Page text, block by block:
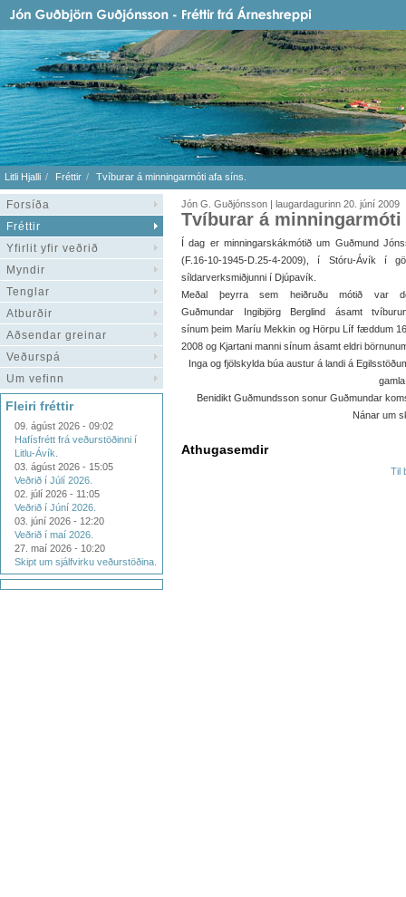
Litli Hjalli Fréttir Tvíburar á minningarmóti afa síns.
Forsíða
Fréttir
Yfirlit yfir veðrið
Myndir
Tenglar
Atburðir
Aðsendar greinar
Veðurspá
Um vefinn
Fleiri fréttir
09. ágúst 2026 - 09:02
Hafísfrétt frá veðurstöðinni í
Litlu-Ávík.
03. ágúst 2026 - 15:05
Veðrið í Júlí 2026.
02. júlí 2026 - 11:05
Veðrið í Júní 2026.
03. júní 2026 - 12:20
Veðrið í maí 2026.
27. maí 2026 - 10:20
Skipt um sjálfvirku veðurstöðina.
Jón G. Guðjónsson | laugardagurinn 20. júní 2009
Tvíburar á minningarmóti
Í dag er minningarskákmótið um Guðmund
(F.16-10-1945-D.25-4-2009), í Stóru-Ávík í
síldarverksmiðjunni í Djúpavík.
Meðal þeyrra sem heiðruðu mótið var
Guðmundar Ingibjörg Berglind ásamt
sínum þeim Maríu Mekkin og Hörpu Líf fæddum
2008 og Kjartani manni sínum ásamt eldri
Inga og fjölskylda búa austur á landi á
Benidikt Guðmundsson sonur Guðmundar
Nánar um
Athugasemdir
Til